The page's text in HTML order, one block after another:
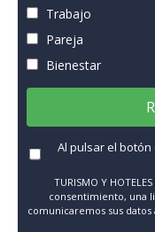
Trabajo
Pareja
Bienestar
Al pulsar el
TURISMO Y
consentimiento, una
comunicaremos sus